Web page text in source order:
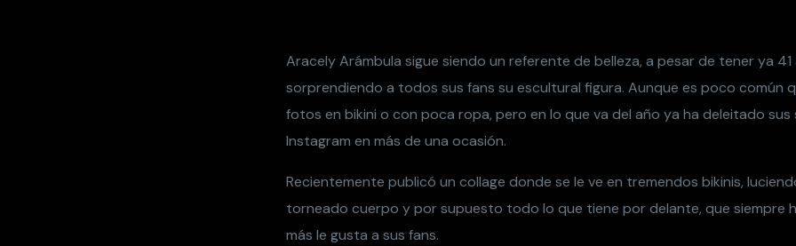
Aracely Arámbula sigue siendo un referente de belleza, a pesar de tener ya 41
sorprendiendo a todos sus fans su escultural figura. Aunque es poco común
fotos en bikini o con poca ropa, pero en lo que va del año ya ha deleitado sus
Instagram en más de una ocasión.
Recientemente publicó un collage donde se le ve en tremendos bikinis,
torneado cuerpo y por supuesto todo lo que tiene por delante, que siempre
más le gusta a sus fans.